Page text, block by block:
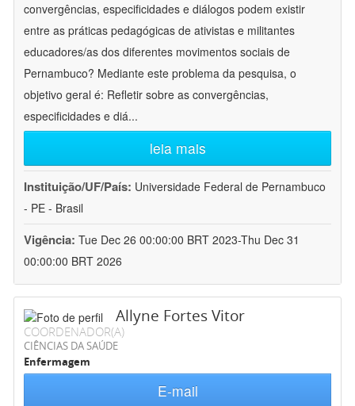
convergências, especificidades e diálogos podem existir
entre as práticas pedagógicas de ativistas e militantes
educadores/as dos diferentes movimentos sociais de
Pernambuco? Mediante este problema da pesquisa, o
objetivo geral é: Refletir sobre as convergências,
especificidades e diá...
leia mais
Instituição/UF/País: Universidade Federal de Pernambuco
- PE - Brasil
Vigência: Tue Dec 26 00:00:00 BRT 2023-Thu Dec 31
00:00:00 BRT 2026
Allyne Fortes Vitor
COORDENADOR(A)
CIÊNCIAS DA SAÚDE
Enfermagem
E-mail